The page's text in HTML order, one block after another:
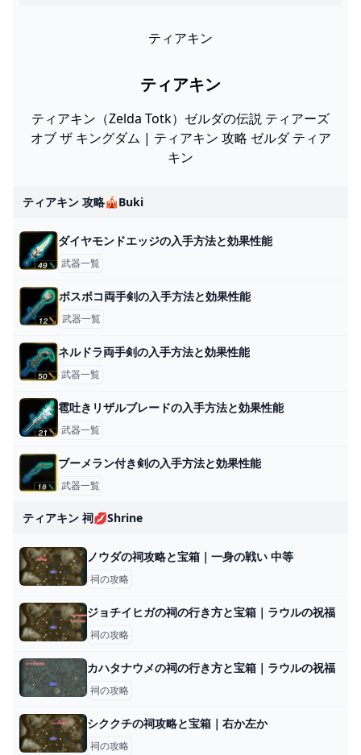
ティアキン
ティアキン
ティアキン（Zelda Totk）ゼルダの伝説 ティアーズ
オブ ザ キングダム | ティアキン 攻略 ゼルダ ティア
キン
ティアキン 攻略🎪buki
ダイヤモンドエッジの入手方法と効果性能
武器一覧
ボスボコ両手剣の入手方法と効果性能
武器一覧
ネルドラ両手剣の入手方法と効果性能
武器一覧
雹吐きリザルブレードの入手方法と効果性能
武器一覧
ブーメラン付き剣の入手方法と効果性能
武器一覧
ティアキン 祠💋shrine
ノウダの祠攻略と宝箱｜一身の戦い 中等
祠の攻略
ジョチイヒガの祠の行き方と宝箱｜ラウルの祝福
祠の攻略
カハタナウメの祠の行き方と宝箱｜ラウルの祝福
祠の攻略
シククチの祠攻略と宝箱｜右か左か
祠の攻略